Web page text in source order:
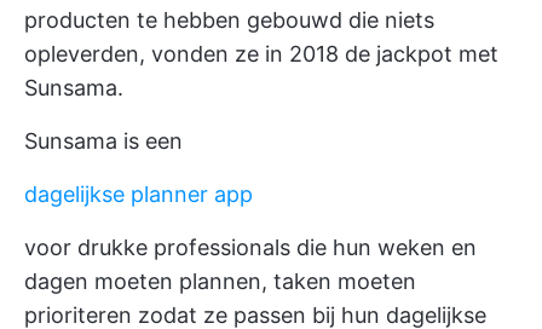
producten te hebben gebouwd die niets
opleverden, vonden ze in 2018 de jackpot met
Sunsama.
Sunsama is een
dagelijkse planner app
voor drukke professionals die hun weken en
dagen moeten plannen, taken moeten
prioriteren zodat ze passen bij hun dagelijkse